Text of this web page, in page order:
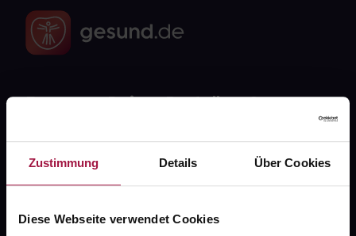
Zustimmung Details Über Cookies
Diese Webseite verwendet Cookies
Fragen zu Deiner Bestellung?
Widerrufsformular